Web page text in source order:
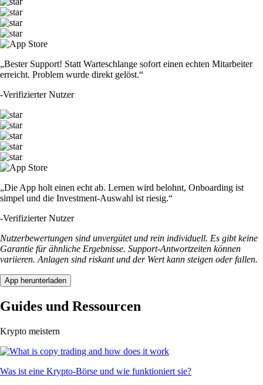
„Bester Support! Statt Warteschlange sofort einen echten Mitarbeiter
erreicht. Problem wurde direkt gelöst.“
-Verifizierter Nutzer
„Die App holt einen echt ab. Lernen wird belohnt, Onboarding ist
simpel und die Investment-Auswahl ist riesig.“
-Verifizierter Nutzer
Nutzerbewertungen sind unvergütet und rein individuell. Es gibt keine
Garantie für ähnliche Ergebnisse. Support-Antwortzeiten können
variieren. Anlagen sind riskant und der Wert kann steigen oder fallen.
App herunterladen
Guides und Ressourcen
Krypto meistern
Was ist eine Krypto-Börse und wie funktioniert sie?